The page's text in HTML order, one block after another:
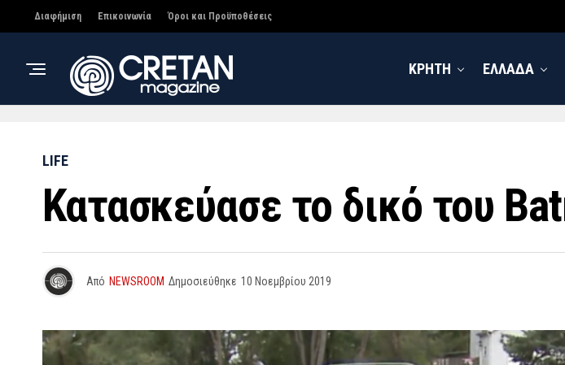
Διαφήμιση Επικοινωνία Όροι και Προϋποθέσεις
ΚΡΗΤΗ ΕΛΛΑΔΑ
LIFE
Κατασκεύασε το δικό του
Από NEWSROOM Δημοσιεύθηκε 10 Νοεμβρίου 2019